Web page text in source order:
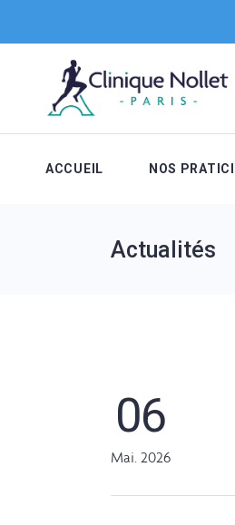
ACCUEIL NOS
Actualités
06
Mai. 2026